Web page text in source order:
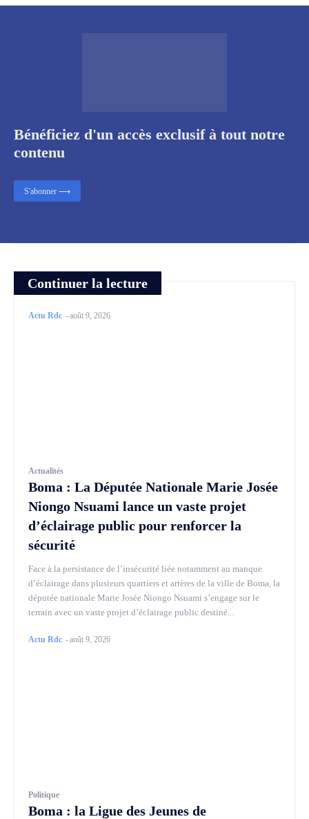
Continuer la lecture
Actu Rdc -août 9, 2026
Actualités
Boma : La Députée Nationale Marie Josée
Niongo Nsuami lance un vaste projet
d’éclairage public pour renforcer la
sécurité
Face à la persistance de l’insécurité liée notamment au manque
d’éclairage dans plusieurs quartiers et artères de la ville de Boma, la
députée nationale Marie Josée Niongo Nsuami s’engage sur le
terrain avec un vaste projet d’éclairage public destiné...
Actu Rdc -août 9, 2026
Politique
Boma : la Ligue des Jeunes de
Bénéficiez d'un accès exclusif à tout notre
contenu
S'abonner ⟶